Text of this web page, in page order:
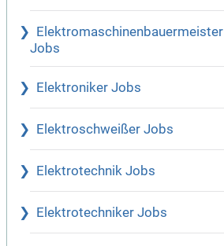
Elektromaschinenbauermeister
Jobs
Elektroniker Jobs
Elektroschweißer Jobs
Elektrotechnik Jobs
Elektrotechniker Jobs